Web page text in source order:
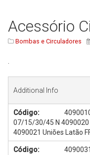
Assistência Técnica
Centro de Formação
Armazém e Logística
Novidades
Contactos
Acessório
Bombas e Circuladores
.
Additional Info
Código:
07/15/30/45 N 4090020
4090021 Uniões Latão
Código: